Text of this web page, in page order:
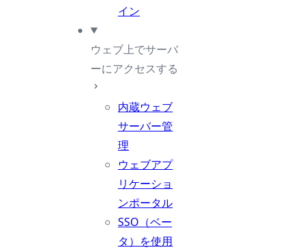
イン
ウェブ上でサーバ
ーにアクセスする
内蔵ウェブ
サーバー管
理
ウェブアプ
リケーショ
ンポータル
SSO（ベー
タ）を使用